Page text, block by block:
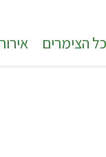
הצימרים